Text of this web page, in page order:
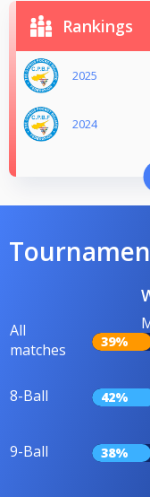
Rankings
2025
2024
All
matches
39%
8-Ball 42%
9-Ball 38%